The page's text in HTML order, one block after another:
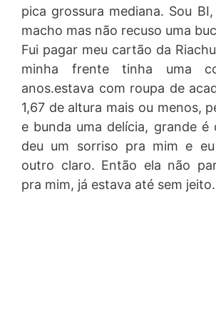
pica grossura mediana. Sou
macho mas não recuso uma
Fui pagar meu cartão da
minha frente tinha uma
anos.estava com roupa de
1,67 de altura mais ou menos,
e bunda uma delícia, grande é
deu um sorriso pra mim e
outro claro. Então ela não
pra mim, já estava até sem jeito.